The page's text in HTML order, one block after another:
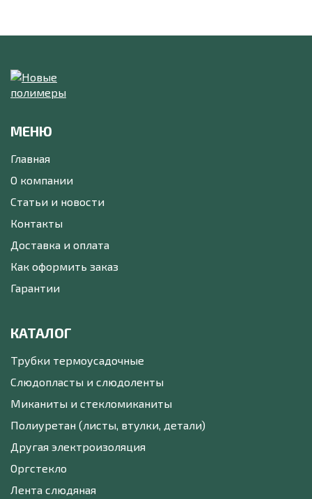
МЕНЮ
Главная
О компании
Статьи и новости
Контакты
Доставка и оплата
Как оформить заказ
Гарантии
КАТАЛОГ
Трубки термоусадочные
Слюдопласты и слюдоленты
Миканиты и стекломиканиты
Полиуретан (листы, втулки, детали)
Другая электроизоляция
Оргстекло
Лента слюдяная